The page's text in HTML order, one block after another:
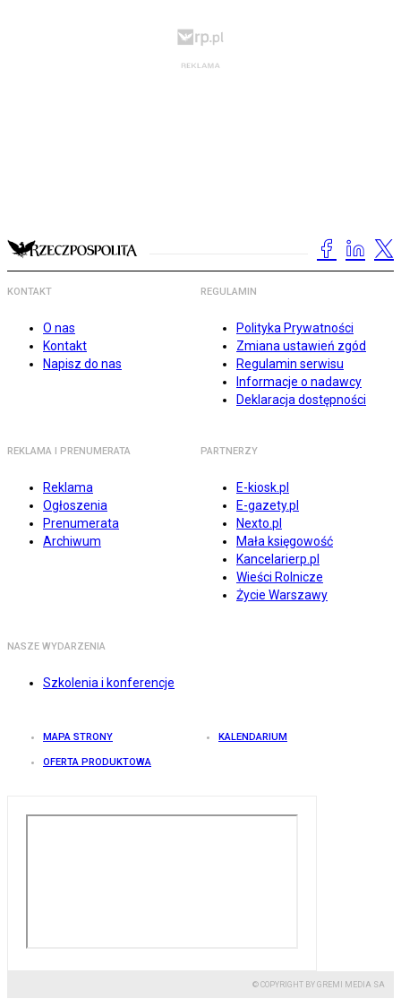
KONTAKT
O nas
Kontakt
Napisz do nas
REGULAMIN
Polityka Prywatności
Zmiana ustawień zgód
Regulamin serwisu
Informacje o nadawcy
Deklaracja dostępności
REKLAMA I PRENUMERATA
Reklama
Ogłoszenia
Prenumerata
Archiwum
PARTNERZY
E-kiosk.pl
E-gazety.pl
Nexto.pl
Mała księgowość
Kancelarierp.pl
Wieści Rolnicze
Życie Warszawy
NASZE WYDARZENIA
Szkolenia i konferencje
MAPA STRONY KALENDARIUM
OFERTA PRODUKTOWA
© COPYRIGHT BY GREMI MEDIA SA